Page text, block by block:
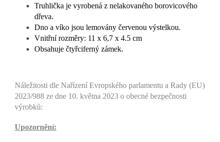
Truhlička je vyrobená z nelakovaného borovicového
dřeva.
Dno a víko jsou lemovány červenou výstelkou.
Vnitřní rozměry: 11 x 6,7 x 4.5 cm
Obsahuje čtyřciferný zámek.
Náležitosti dle Nařízení Evropského parlamentu a Rady (EU)
2023/988 ze dne 10. května 2023 o obecné bezpečnosti
výrobků:
Upozornění: